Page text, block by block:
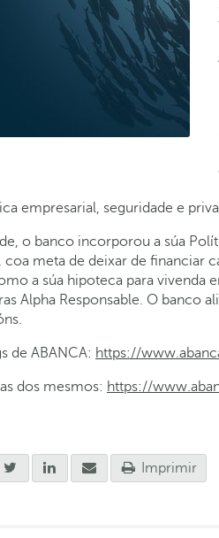
empresarial, seguridade e
o banco incorporou a súa
meta de deixar de financiar
a súa hipoteca para
Alpha Responsable. O banco
de ABANCA: https://
dos mesmos: https://
Imprimir